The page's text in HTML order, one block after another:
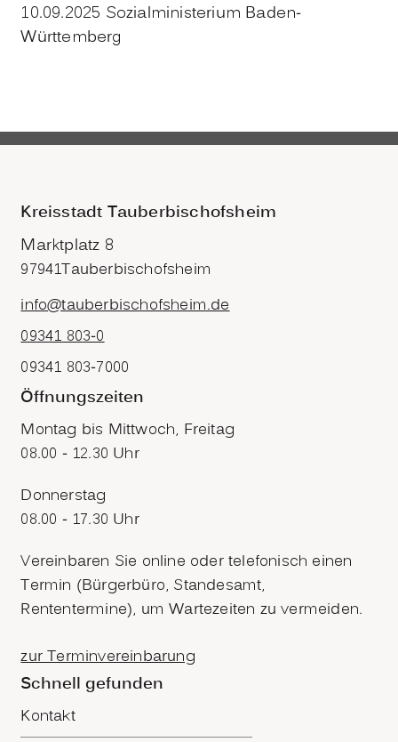
10.09.2025 Sozialministerium Baden-
Württemberg
Kreisstadt Tauberbischofsheim
Marktplatz 8
97941Tauberbischofsheim
info@tauberbischofsheim.de
09341 803-0
09341 803-7000
Öffnungszeiten
Montag bis Mittwoch, Freitag
08.00 - 12.30 Uhr
Donnerstag
08.00 - 17.30 Uhr
Vereinbaren Sie online oder telefonisch einen
Termin (Bürgerbüro, Standesamt,
Rententermine), um Wartezeiten zu vermeiden.
zur Terminvereinbarung
Schnell gefunden
Kontakt